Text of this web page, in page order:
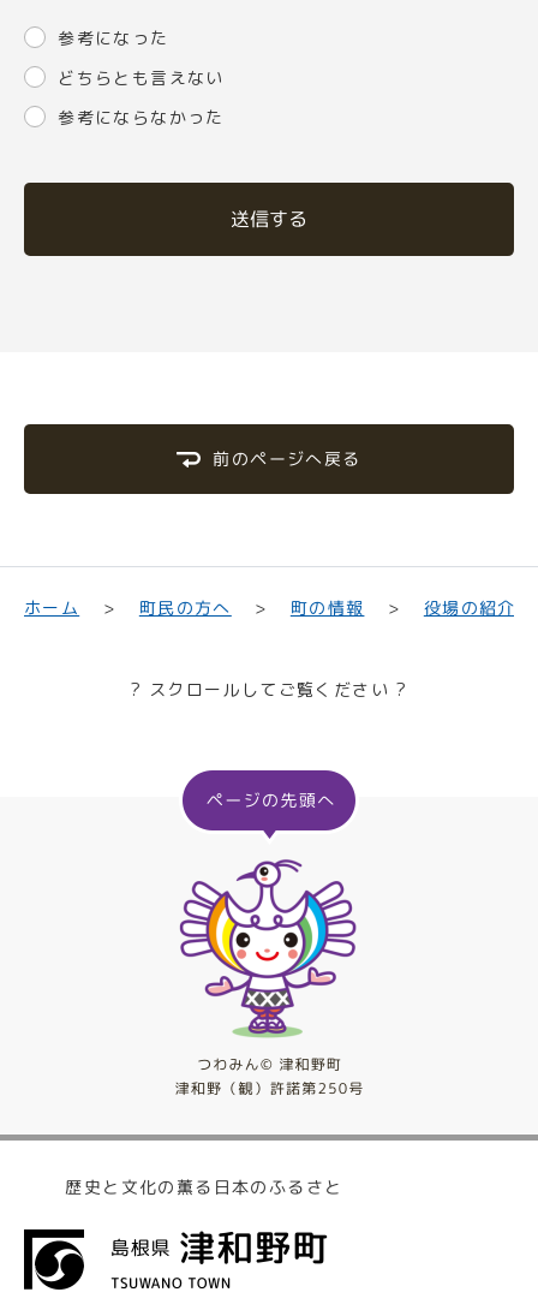
参考になった
どちらとも言えない
参考にならなかった
送信する
前のページへ戻る
ホーム 町民の方へ 町の情報 役場の紹介
? スクロールしてご覧ください ?
歴史と文化の薫る日本のふるさと